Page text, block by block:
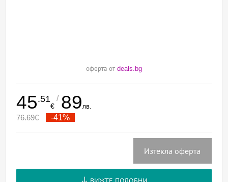
оферта от deals.bg
45.51
€
/ 89лв.
76.69€ -41%
Изтекла оферта